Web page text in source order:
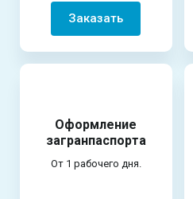
Заказать
Оформление
загранпаспорта
От 1 рабочего дня.